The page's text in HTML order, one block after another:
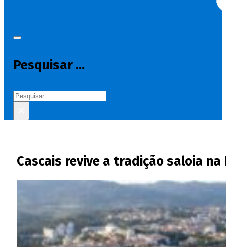
Pesquisar ...
Pesquisar
Cascais revive a tradição saloia na